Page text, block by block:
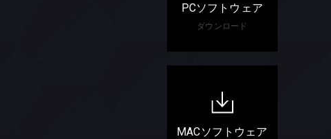
PCソフトウェア
ダウンロード
MACソフトウェア